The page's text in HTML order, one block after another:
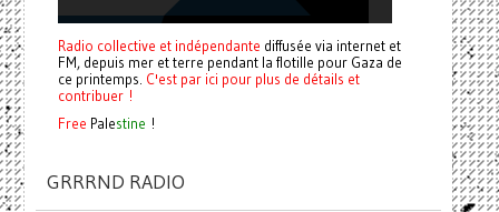
Radio collective et indépendante diffusée via internet et
FM, depuis mer et terre pendant la flotille pour Gaza de
ce printemps. C'est par ici pour plus de détails et
contribuer !
Free Palestine !
GRRRND RADIO